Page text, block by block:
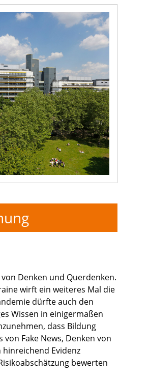
Denken und Querdenken.
wirft ein weiteres Mal die
dürfte auch den
Wissen in einigermaßen
dass Bildung
Fake News, Denken von
Evidenz
bewerten